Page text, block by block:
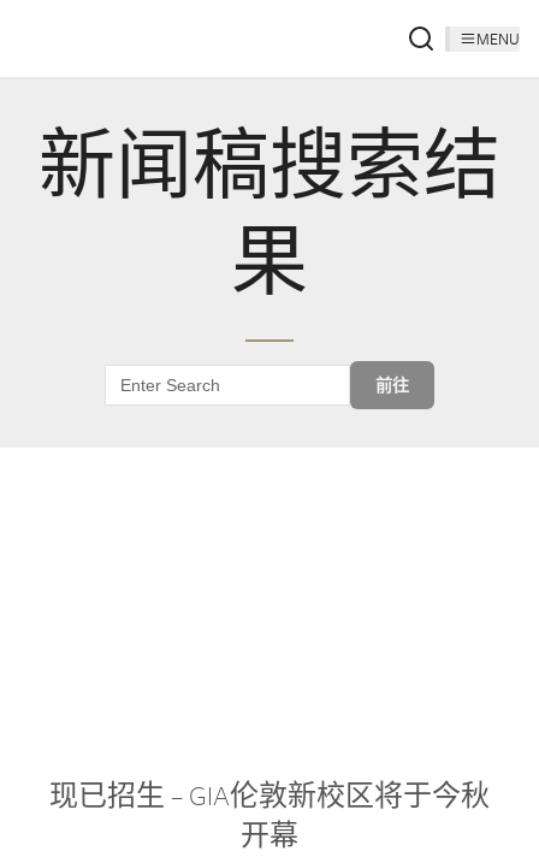
MENU
新闻稿搜索结
果
前往
现已招生 – GIA伦敦新校区将于今秋
开幕